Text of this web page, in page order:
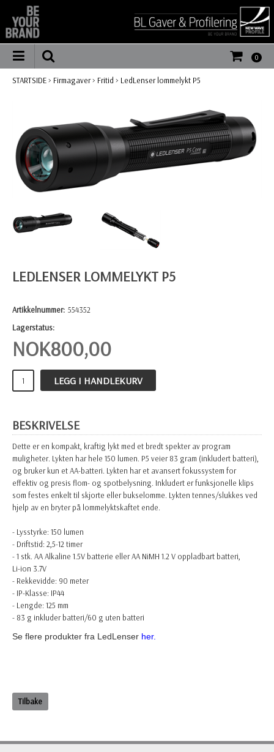
0
STARTSIDE> Firmagaver> Fritid > LedLenser lommelykt P5
LEDLENSER LOMMELYKT P5
Artikkelnummer: 554352
Lagerstatus:
NOK800,00
LEGG I HANDLEKURV
BESKRIVELSE
Dette er en kompakt, kraftig lykt med et bredt spekter av program
muligheter. Lykten har hele 150 lumen. P5 veier 83 gram (inkludert batteri),
og bruker kun et AA-batteri. Lykten har et avansert fokussystem for
effektiv og presis flom- og spotbelysning. Inkludert er funksjonelle klips
som festes enkelt til skjorte eller bukselomme. Lykten tennes/slukkes ved
hjelp av en bryter på lommelyktskaftet ende.
- Lysstyrke: 150 lumen
- Driftstid: 2,5-12 timer
- 1 stk. AA Alkaline 1.5V batterie eller AA NiMH 1.2 V oppladbart batteri,
Li-ion 3.7V
- Rekkevidde: 90 meter
- IP-Klasse: IP44
- Lengde: 125 mm
- 83 g inkluder batteri/60 g uten batteri
Se flere produkter fra LedLenser her.
Tilbake